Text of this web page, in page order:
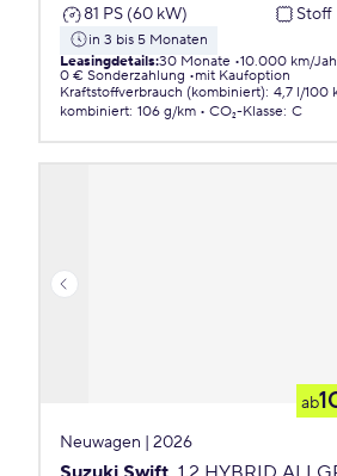
81 PS (60 kW)
Stoff
in 3 bis 5 Monaten
Leasingdetails:30 Monate 10.000 km/
0 € Sonderzahlung
mit Kaufoption
Kraftstoffverbrauch (kombiniert): 4,7 l/100
kombiniert: 106 g/km CO₂-Klasse: C
ab
Neuwagen | 2026